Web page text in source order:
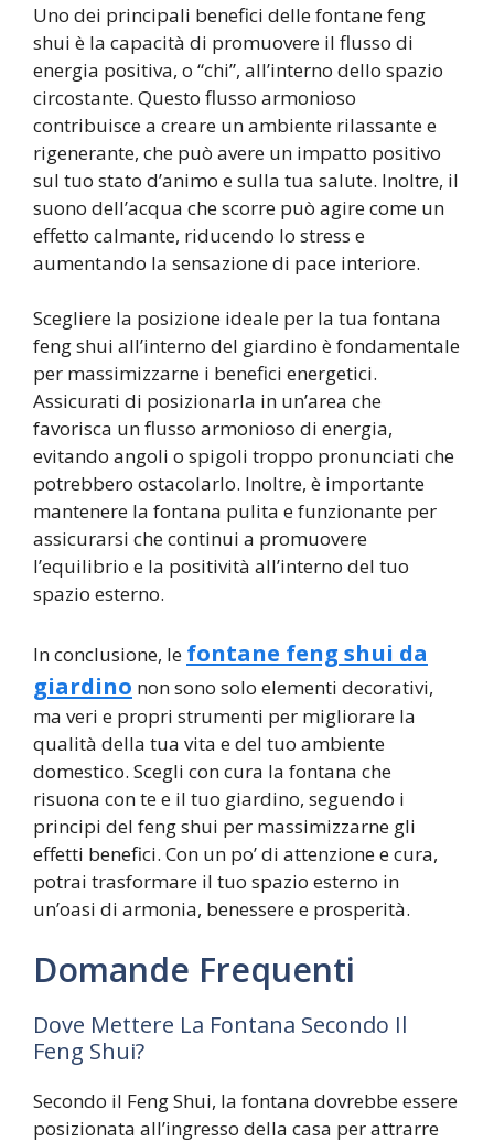
Uno dei principali benefici delle fontane feng
shui è la capacità di promuovere il flusso di
energia positiva, o “chi”, all’interno dello spazio
circostante. Questo flusso armonioso
contribuisce a creare un ambiente rilassante e
rigenerante, che può avere un impatto positivo
sul tuo stato d’animo e sulla tua salute. Inoltre, il
suono dell’acqua che scorre può agire come un
effetto calmante, riducendo lo stress e
aumentando la sensazione di pace interiore.
Scegliere la posizione ideale per la tua fontana
feng shui all’interno del giardino è fondamentale
per massimizzarne i benefici energetici.
Assicurati di posizionarla in un’area che
favorisca un flusso armonioso di energia,
evitando angoli o spigoli troppo pronunciati che
potrebbero ostacolarlo. Inoltre, è importante
mantenere la fontana pulita e funzionante per
assicurarsi che continui a promuovere
l’equilibrio e la positività all’interno del tuo
spazio esterno.
In conclusione, le fontane feng shui da
giardino non sono solo elementi decorativi,
ma veri e propri strumenti per migliorare la
qualità della tua vita e del tuo ambiente
domestico. Scegli con cura la fontana che
risuona con te e il tuo giardino, seguendo i
principi del feng shui per massimizzarne gli
effetti benefici. Con un po’ di attenzione e cura,
potrai trasformare il tuo spazio esterno in
un’oasi di armonia, benessere e prosperità.
Domande Frequenti
Dove Mettere La Fontana Secondo Il
Feng Shui?
Secondo il Feng Shui, la fontana dovrebbe essere
posizionata all’ingresso della casa per attrarre